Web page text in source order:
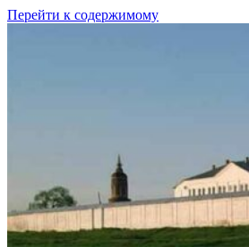
Перейти к содержимому